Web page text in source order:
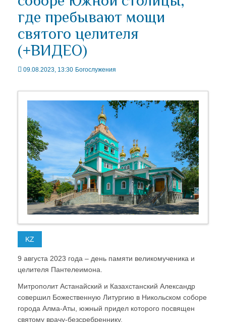
где пребывают мощи
святого целителя
(+ВИДЕО)
09.08.2023, 13:30 Богослужения
KZ
9 августа 2023 года – день памяти великомученика и
целителя Пантелеимона.
Митрополит Астанайский и Казахстанский Александр
совершил Божественную Литургию в Никольском соборе
города Алма-Аты, южный придел которого посвящен
святому врачу-безсребреннику.